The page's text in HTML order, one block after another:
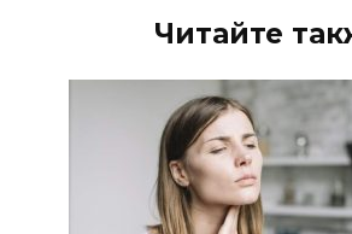
Читайте